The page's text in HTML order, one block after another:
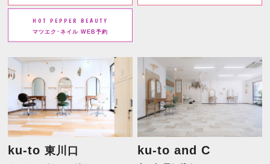
HOT PEPPER BEAUTY
マツエク･ネイル WEB予約
ku-to東川口 ku-to and C